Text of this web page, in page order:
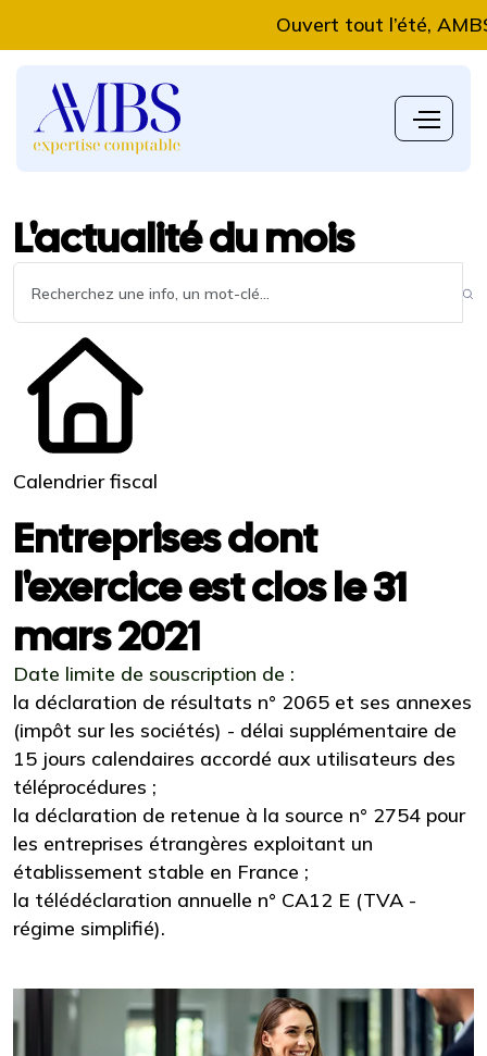
Ouvert tout l’été, AMBS
L'actualité du mois
Calendrier fiscal
Entreprises dont
l'exercice est clos le 31
mars 2021
Date limite de souscription de :
la déclaration de résultats n° 2065 et ses annexes
(impôt sur les sociétés) - délai supplémentaire de
15 jours calendaires accordé aux utilisateurs des
téléprocédures ;
la déclaration de retenue à la source n° 2754 pour
les entreprises étrangères exploitant un
établissement stable en France ;
la télédéclaration annuelle n° CA12 E (TVA -
régime simplifié).